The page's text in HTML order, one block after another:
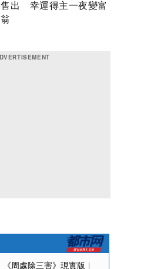
售出 幸運得主一夜變富
翁